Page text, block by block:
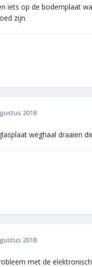
iets op de bodemplaat
zijn.
2018
weghaal draaien
2018
met de